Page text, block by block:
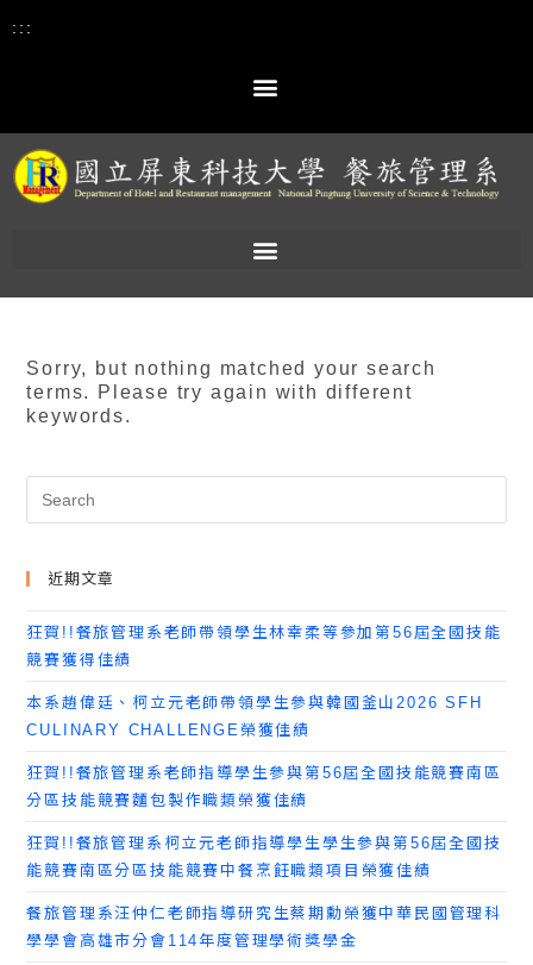
:::
Sorry, but nothing matched your search
terms. Please try again with different
keywords.
近期文章
狂賀!!餐旅管理系老師帶領學生林幸柔等參加第56屆全國技能
競賽獲得佳績
本系趙偉廷、柯立元老師帶領學生參與韓國釜山2026 SFH
CULINARY CHALLENGE榮獲佳績
狂賀!!餐旅管理系老師指導學生參與第56屆全國技能競賽南區
分區技能競賽麵包製作職類榮獲佳績
狂賀!!餐旅管理系柯立元老師指導學生學生參與第56屆全國技
能競賽南區分區技能競賽中餐烹飪職類項目榮獲佳績
餐旅管理系汪仲仁老師指導研究生蔡期勳榮獲中華民國管理科
學學會高雄市分會114年度管理學術獎學金